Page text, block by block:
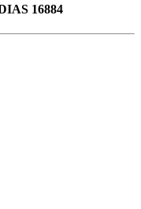
16884